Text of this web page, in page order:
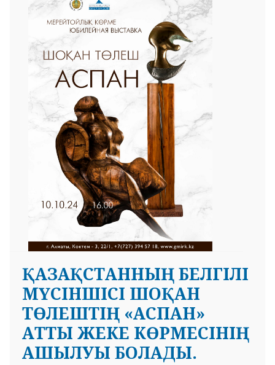
ҚАЗАҚСТАННЫҢ БЕЛГІЛІ
МҮСІНШІСІ ШОҚАН
ТӨЛЕШТІҢ «АСПАН»
АТТЫ ЖЕКЕ КӨРМЕСІНІҢ
АШЫЛУЫ БОЛАДЫ.